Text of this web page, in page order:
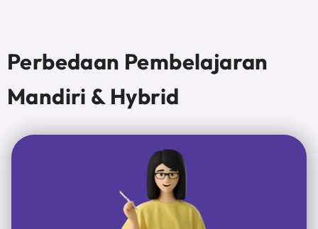
Perbedaan Pembelajaran
Mandiri & Hybrid